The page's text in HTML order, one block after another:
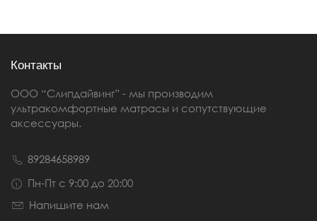
Контакты
ООО “Слипдайвинг” - мы производим
ультракомфортные матрасы и сопутствующие
аксессуары.
89284658989
Пн-Пт с 9:00 до 20:00
Напишите нам